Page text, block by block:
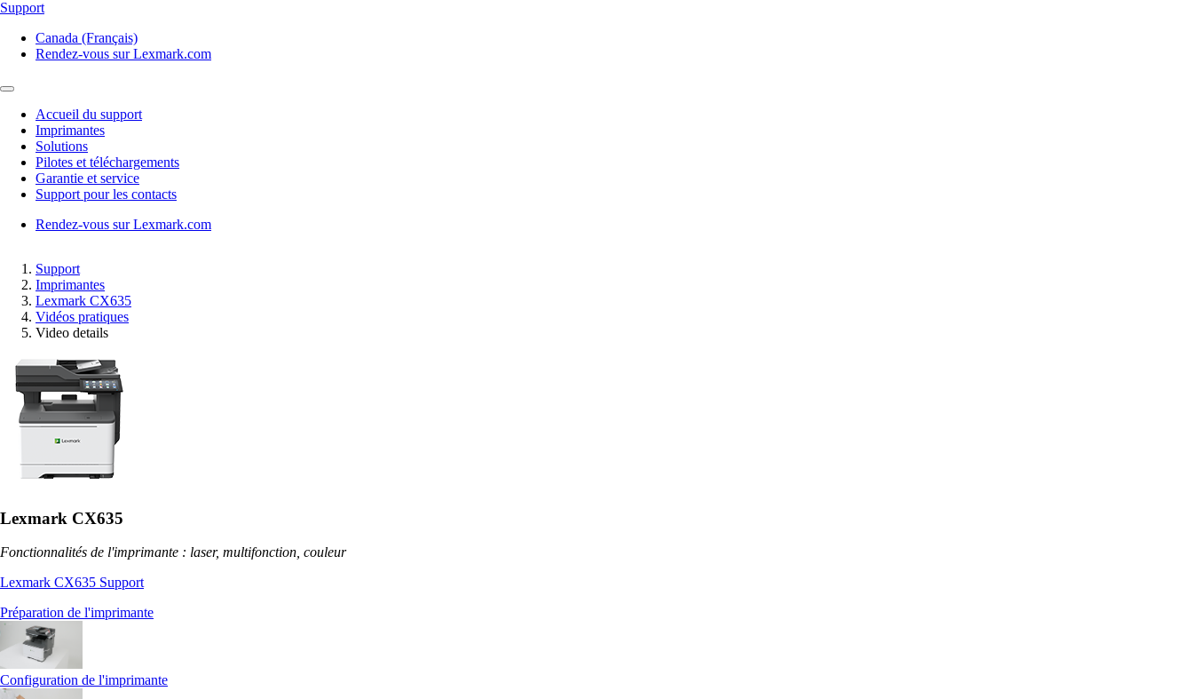
Support
Canada (Français)
Rendez-vous sur Lexmark.com
Accueil du support
Imprimantes
Solutions
Pilotes et téléchargements
Garantie et service
Support pour les contacts
Rendez-vous sur Lexmark.com
Support
Imprimantes
Lexmark CX635
Vidéos pratiques
Video details
Lexmark CX635
Fonctionnalités de l'imprimante : laser, multifonction, couleur
Lexmark CX635 Support
Préparation de l'imprimante
Configuration de l'imprimante